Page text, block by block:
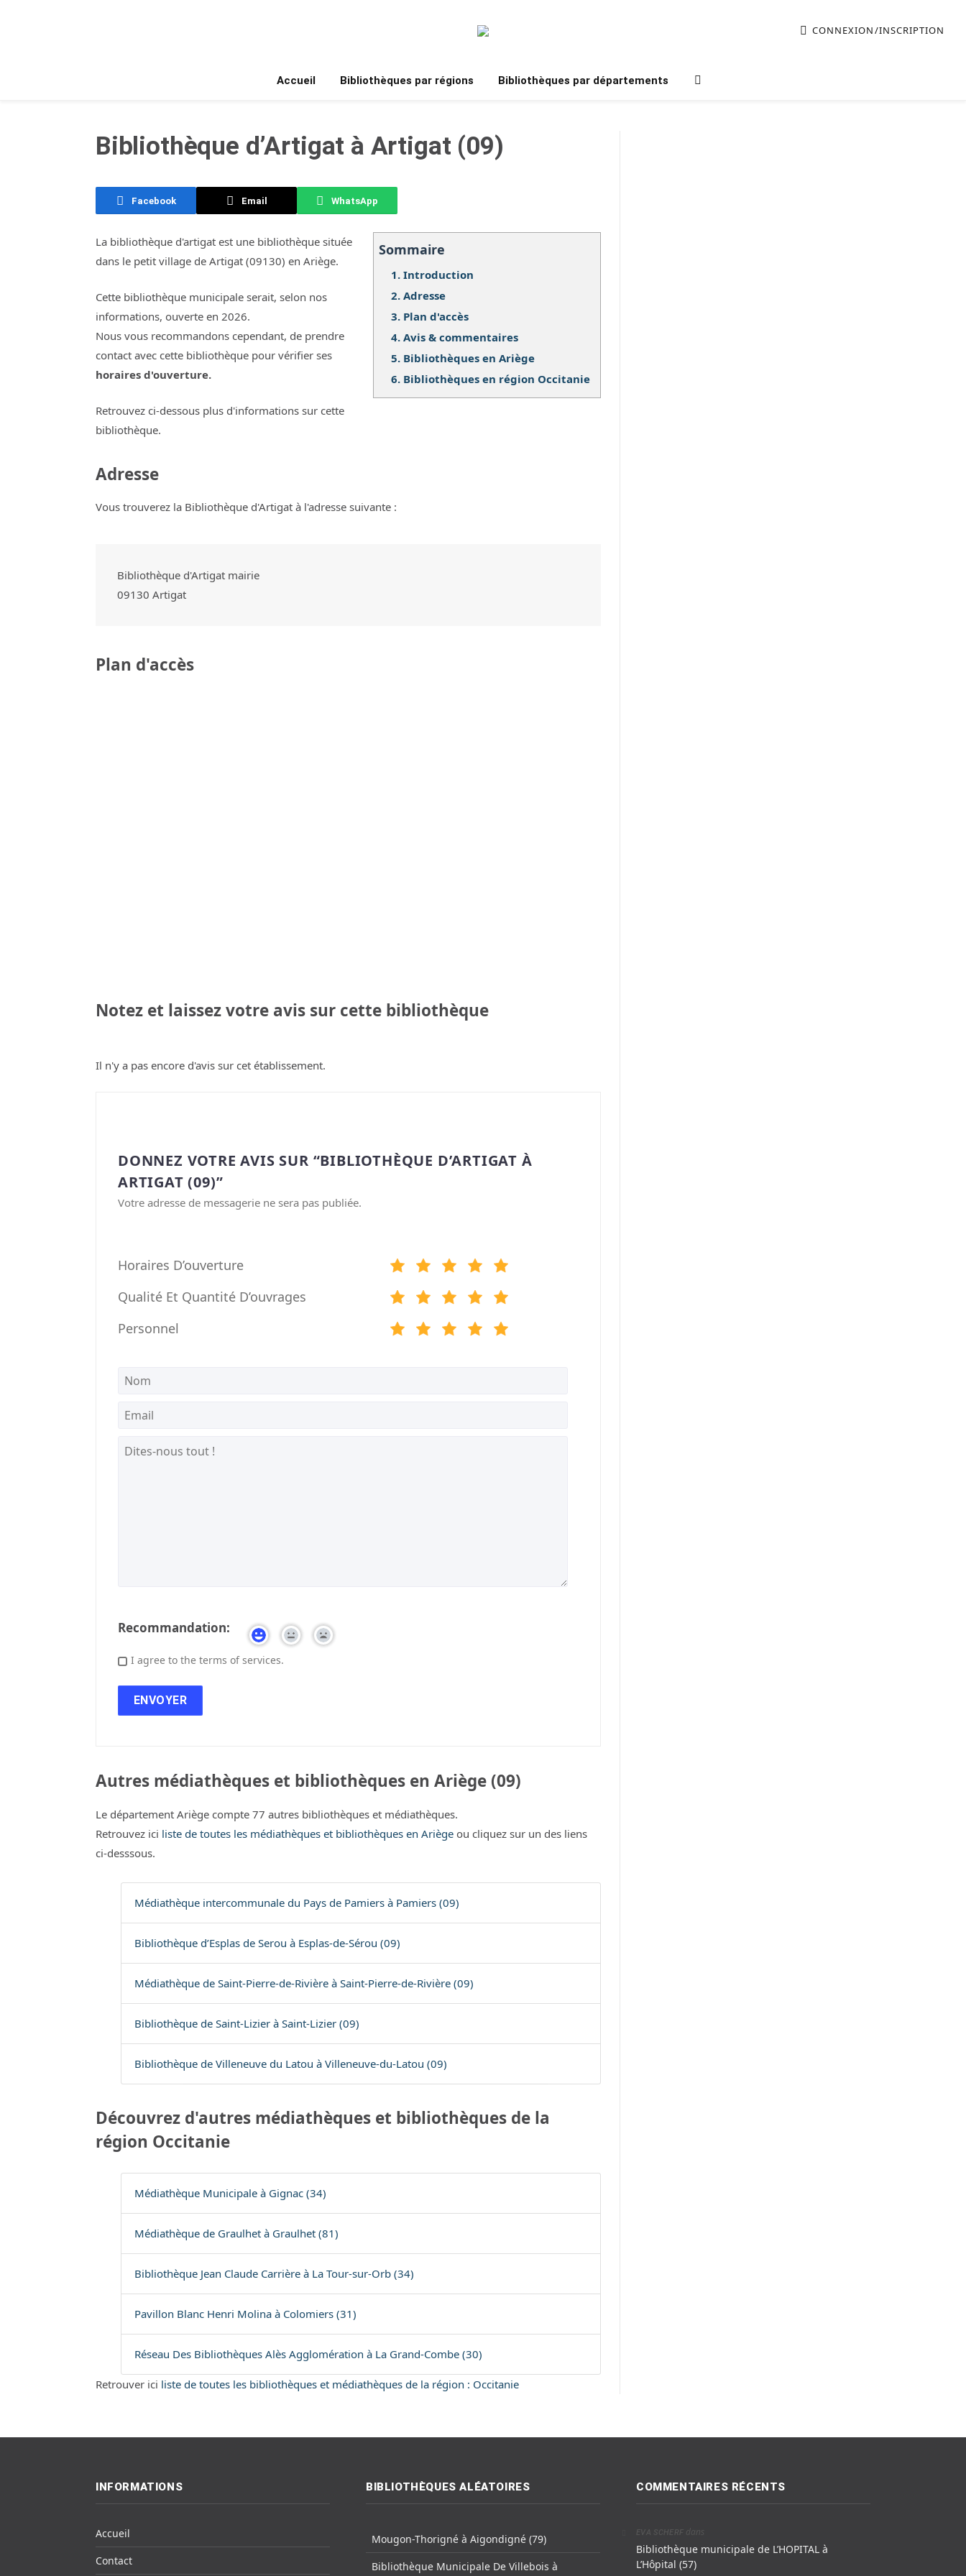
CONNEXION/INSCRIPTION
Accueil Bibliothèques par régions Bibliothèques par départements
Bibliothèque d’Artigat à Artigat (09)
Facebook Email WhatsApp
Sommaire
1. Introduction
2. Adresse
3. Plan d'accès
4. Avis & commentaires
5. Bibliothèques en Ariège
6. Bibliothèques en région Occitanie
La bibliothèque d'artigat est une bibliothèque située
dans le petit village de Artigat (09130) en Ariège.
Cette bibliothèque municipale serait, selon nos
informations, ouverte en 2026.
Nous vous recommandons cependant, de prendre
contact avec cette bibliothèque pour vérifier ses
horaires d'ouverture.
Retrouvez ci-dessous plus d'informations sur cette
bibliothèque.
Adresse
Vous trouverez la Bibliothèque d'Artigat à l'adresse suivante :
Bibliothèque d'Artigat mairie
09130 Artigat
Plan d'accès
Notez et laissez votre avis sur cette bibliothèque
Il n'y a pas encore d'avis sur cet établissement.
DONNEZ VOTRE AVIS SUR “BIBLIOTHÈQUE D’ARTIGAT À
ARTIGAT (09)”
Votre adresse de messagerie ne sera pas publiée.
Horaires D’ouverture
Qualité Et Quantité D’ouvrages
Personnel
Recommandation:
I agree to the terms of services.
Autres médiathèques et bibliothèques en Ariège (09)
Le département Ariège compte 77 autres bibliothèques et médiathèques.
Retrouvez ici liste de toutes les médiathèques et bibliothèques en Ariège ou cliquez sur un des liens
ci-desssous.
Médiathèque intercommunale du Pays de Pamiers à Pamiers (09)
Bibliothèque d’Esplas de Serou à Esplas-de-Sérou (09)
Médiathèque de Saint-Pierre-de-Rivière à Saint-Pierre-de-Rivière (09)
Bibliothèque de Saint-Lizier à Saint-Lizier (09)
Bibliothèque de Villeneuve du Latou à Villeneuve-du-Latou (09)
Découvrez d'autres médiathèques et bibliothèques de la
région Occitanie
Médiathèque Municipale à Gignac (34)
Médiathèque de Graulhet à Graulhet (81)
Bibliothèque Jean Claude Carrière à La Tour-sur-Orb (34)
Pavillon Blanc Henri Molina à Colomiers (31)
Réseau Des Bibliothèques Alès Agglomération à La Grand-Combe (30)
Retrouver ici liste de toutes les bibliothèques et médiathèques de la région : Occitanie
INFORMATIONS
Accueil
Contact
BIBLIOTHÈQUES ALÉATOIRES
Mougon-Thorigné à Aigondigné (79)
Bibliothèque Municipale De Villebois à
COMMENTAIRES RÉCENTS
EVA SCHERF dans
Bibliothèque municipale de L’HOPITAL à
L’Hôpital (57)